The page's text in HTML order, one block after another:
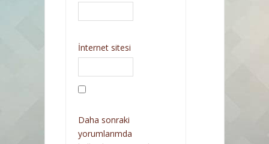
İnternet sitesi
Daha sonraki
yorumlarımda